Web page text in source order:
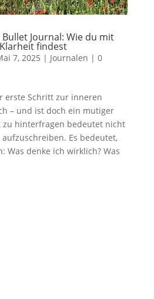
Journal: Wie du mit
findest
7, 2025 | Journalen | 0
erste Schritt zur inneren
– und ist doch ein mutiger
zu hinterfragen bedeutet nicht
Es bedeutet,
Was denke ich wirklich? Was